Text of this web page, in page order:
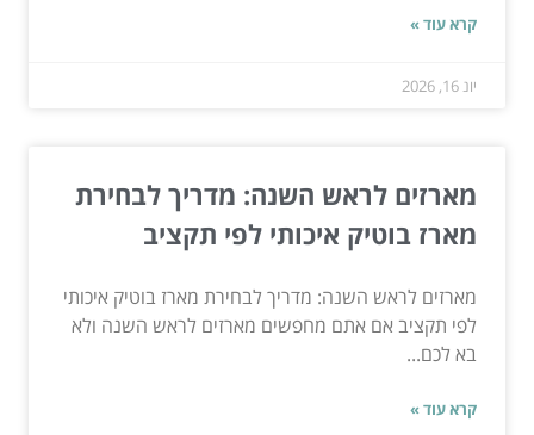
קרא עוד »
יונ 16, 2026
מארזים לראש השנה: מדריך לבחירת
מארז בוטיק איכותי לפי תקציב
מארזים לראש השנה: מדריך לבחירת מארז בוטיק איכותי
לפי תקציב אם אתם מחפשים מארזים לראש השנה ולא
בא לכם...
קרא עוד »